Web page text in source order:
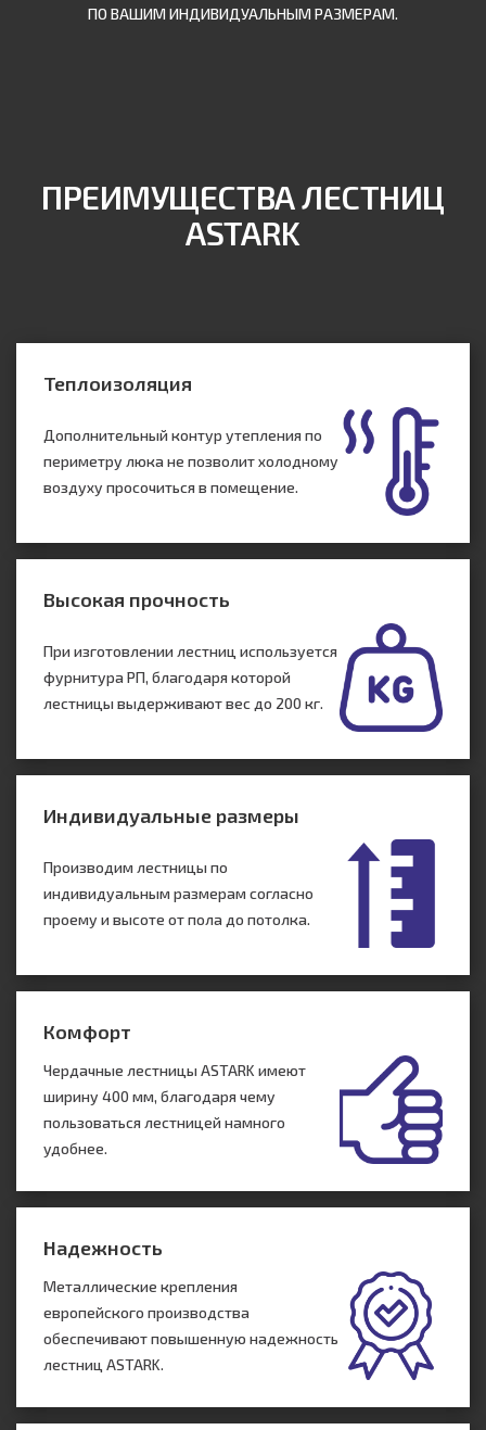
ПО ВАШИМ ИНДИВИДУАЛЬНЫМ РАЗМЕРАМ.
ПРЕИМУЩЕСТВА ЛЕСТНИЦ
ASTARK
Теплоизоляция
Дополнительный контур утепления по
периметру люка не позволит холодному
воздуху просочиться в помещение.
Высокая прочность
При изготовлении лестниц используется
фурнитура РП, благодаря которой
лестницы выдерживают вес до 200 кг.
Индивидуальные размеры
Производим лестницы по
индивидуальным размерам согласно
проему и высоте от пола до потолка.
Комфорт
Чердачные лестницы ASTARK имеют
ширину 400 мм, благодаря чему
пользоваться лестницей намного
удобнее.
Надежность
Металлические крепления
европейского производства
обеспечивают повышенную надежность
лестниц ASTARK.